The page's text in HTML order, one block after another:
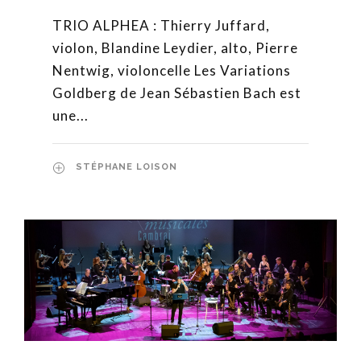
TRIO ALPHEA : Thierry Juffard,
violon, Blandine Leydier, alto, Pierre
Nentwig, violoncelle Les Variations
Goldberg de Jean Sébastien Bach est
une...
STÉPHANE LOISON